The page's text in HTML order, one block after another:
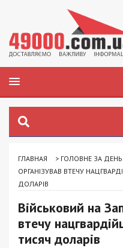
ГЛАВНАЯ > ГОЛОВНЕ ЗА ДЕНЬ
ОРГАНІЗУВАВ ВТЕЧУ
ДОЛАРІВ
Військовий на
втечу
тисяч доларів